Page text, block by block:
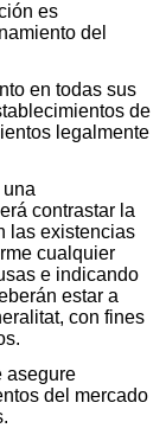
es
del
en todas sus
de
legalmente
contrastar la
las existencias
cualquier
e indicando
estar a
con fines
asegure
del mercado